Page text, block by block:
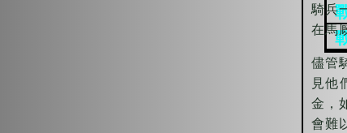
騎兵
在馬
儘管
見他
金，
會難